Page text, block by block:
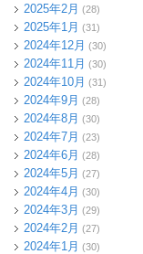
2025年2月 (28)
2025年1月 (31)
2024年12月 (30)
2024年11月 (30)
2024年10月 (31)
2024年9月 (28)
2024年8月 (30)
2024年7月 (23)
2024年6月 (28)
2024年5月 (27)
2024年4月 (30)
2024年3月 (29)
2024年2月 (27)
2024年1月 (30)